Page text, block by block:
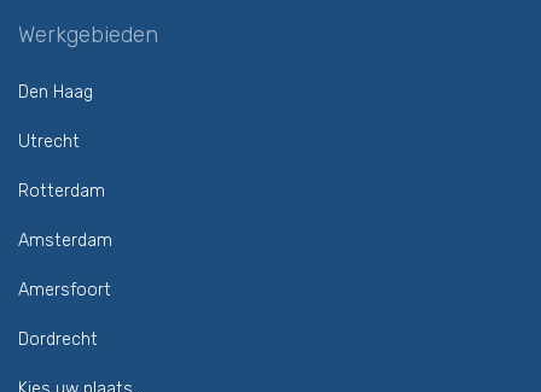
Werkgebieden
Den Haag
Utrecht
Rotterdam
Amsterdam
Amersfoort
Dordrecht